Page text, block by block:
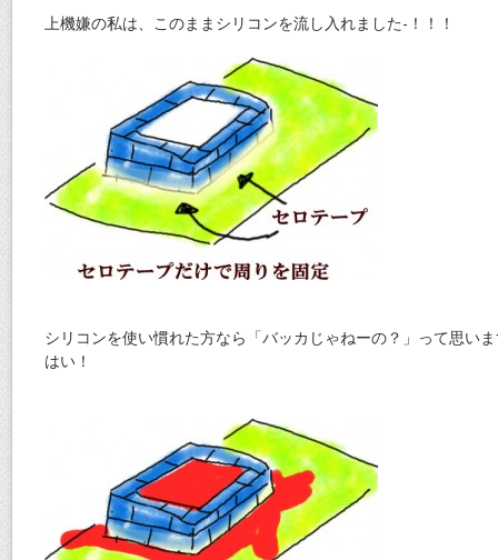
上機嫌の私は、このままシリコンを流し入れました-！！！
シリコンを使い慣れた方なら「バッカじゃねーの？」って思い
はい！